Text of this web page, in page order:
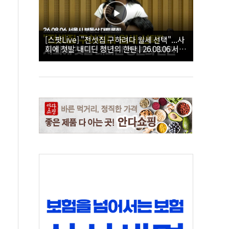
[스팟Live] "전셋집 구하려다 월세 선택"...사
회에 첫발 내디딘 청년의 한탄 | 26.08.06 서울
시 부동산 대토론회